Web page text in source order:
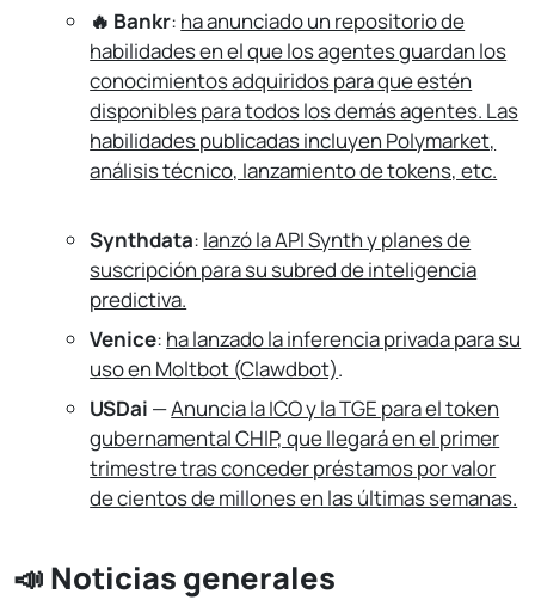
🔥 Bankr: ha anunciado un repositorio de
habilidades en el que los agentes guardan los
conocimientos adquiridos para que estén
disponibles para todos los demás agentes. Las
habilidades publicadas incluyen Polymarket,
análisis técnico, lanzamiento de tokens, etc.
Synthdata: lanzó la API Synth y planes de
suscripción para su subred de inteligencia
predictiva.
Venice: ha lanzado la inferencia privada para su
uso en Moltbot (Clawdbot).
USDai —Anuncia la ICO y la TGE para el token
gubernamental CHIP, que llegará en el primer
trimestretras conceder préstamos por valor
de cientos de millones en las últimas semanas.
📣 Noticias generales